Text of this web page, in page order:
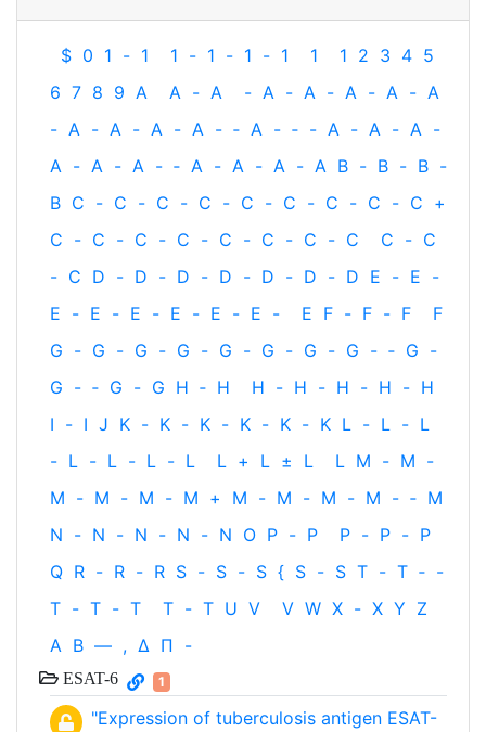
$ 0 1 - 1 1 - 1 - 1 - 1 1 1 2 3 4 5
6 7 8 9 A A - A - A - A - A - A - A
- A - A - A - A - ‐ A - ‐ - A - A - A -
A - A - A - ‐ A - A - A - A B - B - B -
B C - C - C - C - C - C - C - C - C +
C - C - C - C - C - C - C - C C - C
- C D - D - D - D - D - D - D E - E -
E - E - E - E - E - E - E F - F - F
F
G - G - G - G - G - G - G - G - ‐ G -
G - ‐ G - G H ‐ H H - H - H - H - H
I - I J K - K - K - K - K - K L - L - L
- L - L - L - L L + L ± L L M - M -
M - M - M - M + M - M - M - M - ‐ M
N - N - N - N - N O P - P P - P - P
Q R - R - R S - S - S { S - S T - T ‐ -
T - T - T T - T U V V W X - X Y Z
Α Β — , Δ Π -
ESAT-6 1
"Expression of tuberculosis antigen ESAT-